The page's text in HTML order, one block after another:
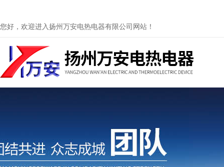
您好，欢迎进入扬州万安电热电器有限公司网站！